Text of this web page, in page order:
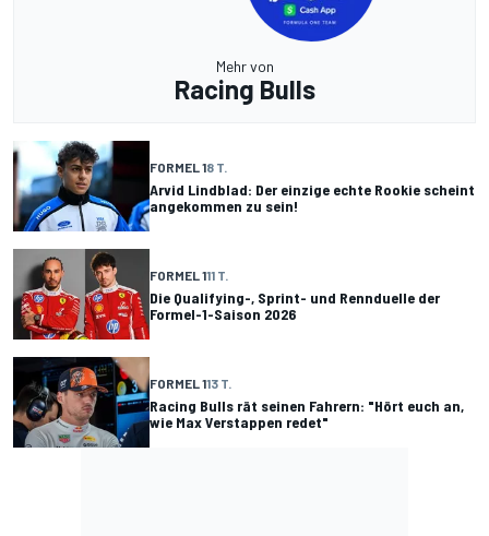
Mehr von
Racing Bulls
FORMEL 18 T.
Arvid Lindblad: Der einzige echte Rookie scheint
angekommen zu sein!
FORMEL 111 T.
Die Qualifying-, Sprint- und Rennduelle der
Formel-1-Saison 2026
FORMEL 113 T.
Racing Bulls rät seinen Fahrern: "Hört euch an,
wie Max Verstappen redet"